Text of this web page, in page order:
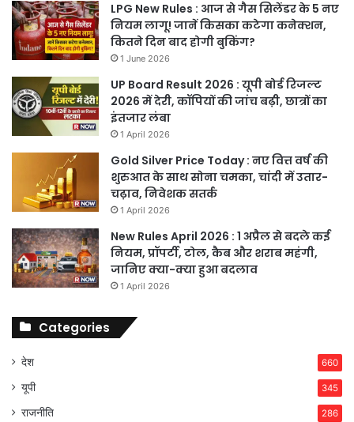
LPG New Rules : आज से गैस सिलेंडर के 5 नए
नियम लागू! जानें किसका कटेगा कनेक्शन,
कितने दिन बाद होगी बुकिंग?
1 June 2026
UP Board Result 2026 : यूपी बोर्ड रिजल्ट
2026 में देरी, कॉपियों की जांच बढ़ी, छात्रों का
इंतजार लंबा
1 April 2026
Gold Silver Price Today : नए वित्त वर्ष की
शुरुआत के साथ सोना चमका, चांदी में उतार-
चढ़ाव, निवेशक सतर्क
1 April 2026
New Rules April 2026 : 1 अप्रैल से बदले कई
नियम, प्रॉपर्टी, टोल, कैब और शराब महंगी,
जानिए क्या-क्या हुआ बदलाव
1 April 2026
Categories
देश 660
यूपी 345
राजनीति 286